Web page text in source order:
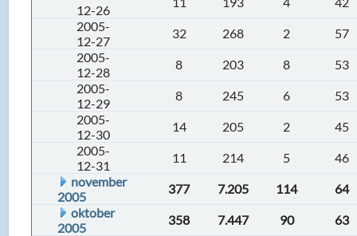
12-26
2005-
12-27
32 268 2
57
2005-
12-28
8 203 8
53
2005-
12-29
8 245 6
53
2005-
12-30
14 205 2
45
2005-
12-31
11 214 5
46
november
2005
377 7.205 114
64
oktober
2005
358 7.447 90 63